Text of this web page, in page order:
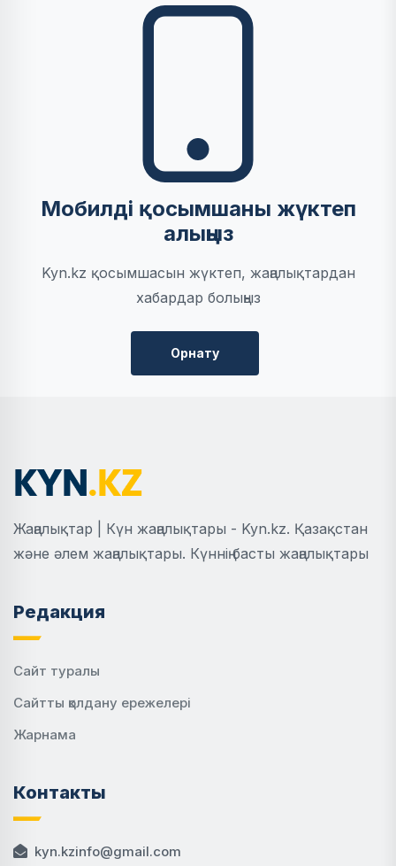
Мобилді қосымшаны жүктеп
алыңыз
Kyn.kz қосымшасын жүктеп, жаңалықтардан
хабардар болыңыз
Орнату
Жаңалықтар | Күн жаңалықтары - Kyn.kz. Қазақстан
және әлем жаңалықтары. Күннің басты жаңалықтары
Редакция
Сайт туралы
Сайтты қолдану ережелері
Жарнама
Контакты
kyn.kzinfo@gmail.com